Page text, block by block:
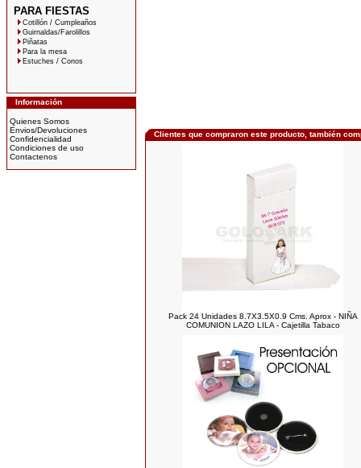
PARA FIESTAS
Cotillón / Cumpleaños
Guirnaldas/Farolillos
Piñatas
Para la mesa
Estuches / Conos
Información
Quienes Somos
Envios/Devoluciones
Confidencialidad
Condiciones de uso
Contactenos
Clientes que compraron este producto, también
Pack 24 Unidades 8.7X3.5X0.9 Cms. Aprox - NIÑA
COMUNION LAZO LILA - Cajetilla Tabaco